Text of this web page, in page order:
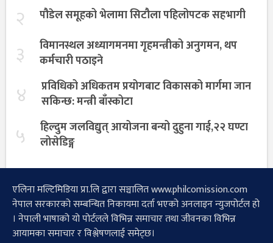
२ पौडेल समूहको भेलामा सिटौला पहिलोपटक सहभागी
३
विमानस्थल अध्यागमनमा गृहमन्त्रीको अनुगमन, थप
कर्मचारी पठाइने
४
प्रविधिको अधिकतम प्रयोगबाट विकासको मार्गमा जान
सकिन्छ: मन्त्री बाँस्कोटा
५
हिल्दुम जलविद्युत् आयोजना बन्यो दुहुना गाई,२२ घण्टा
लोसेडिङ्ग
एलिना मल्टिमिडिया प्रा.लि द्वारा सञ्चालित www.philcomission.com
नेपाल सरकारको सम्बन्धित निकायमा दर्ता भएको अनलाइन न्युजपोर्टल हो
। नेपाली भाषाको यो पोर्टलले विभिन्न समाचार तथा जीवनका विभिन्न
आयामका समाचार र विश्लेषणलाई समेट्छ।